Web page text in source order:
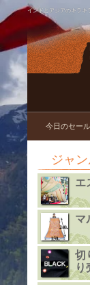
インドとアジアのキラキ
今日のセール
ジャ
エ
マ
切
り